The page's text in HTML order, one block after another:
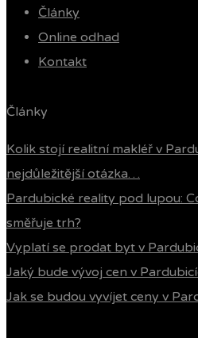
Články
Online odhad
Kontakt
Články
Kolik stojí realitní makléř v
nejdůležitější otázka…
Pardubické reality pod lupou:
směřuje trh?
Vyplatí se prodat byt v
Jaký bude vývoj cen v
Jak se budou vyvíjet ceny v